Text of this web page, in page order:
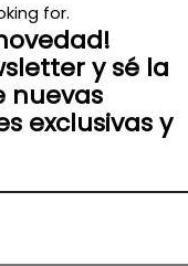
for.
y sé la
nuevas
exclusivas y